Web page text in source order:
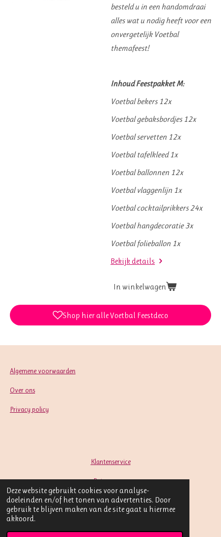
Deze website gebruikt cookies voor analyse-
doeleinden en/of het tonen van advertenties. Door
gebruik te blijven maken van de site gaat u hiermee
akkoord.
besteld u in een handomdraai
alles wat u nodig heeft voor een
onvergetelijk Voetbal
themafeest!
Inhoud Feestpakket M:
Voetbal bekers 12x
Voetbal gebaksbordjes 12x
Voetbal servetten 12x
Voetbal tafelkleed 1x
Voetbal ballonnen 12x
Voetbal vlaggenlijn 1x
Voetbal cocktailprikkers 24x
Voetbal hangdecoratie 3x
Voetbal folieballon 1x
Bekijk details
In winkelwagen
Shop hier alle Voetbal Feestdeco
Algemene voorwaarden
Over ons
Privacy policy
Klantenservice
Retourneren
Contact